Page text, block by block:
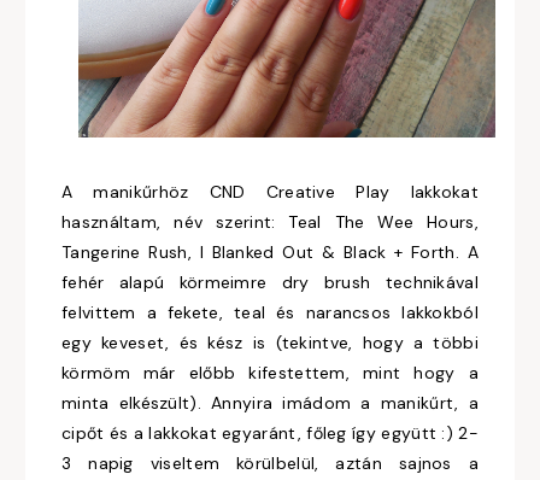
A manikűrhöz CND Creative Play lakkokat
használtam, név szerint: Teal The Wee Hours,
Tangerine Rush, I Blanked Out & Black + Forth. A
fehér alapú körmeimre dry brush technikával
felvittem a fekete, teal és narancsos lakkokból
egy keveset, és kész is (tekintve, hogy a többi
körmöm már előbb kifestettem, mint hogy a
minta elkészült). Annyira imádom a manikűrt, a
cipőt és a lakkokat egyaránt, főleg így együtt :) 2-
3 napig viseltem körülbelül, aztán sajnos a